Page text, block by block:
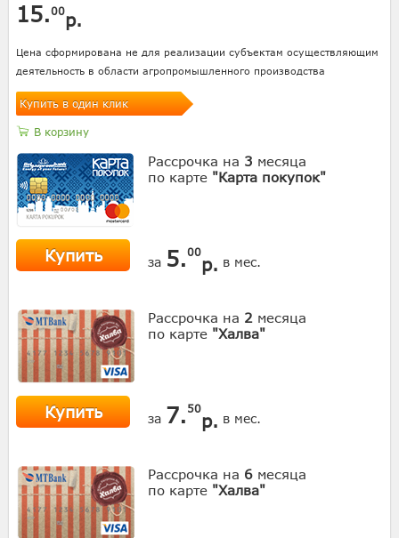
15.00р.
Цена сформирована не для реализации субъектам осуществляющим
деятельность в области агропромышленного производства
Купить в один клик
В корзину
Рассрочка на 3 месяца
по карте "Карта покупок"
Купить за 5.00
р. в мес.
Рассрочка на 2 месяца
по карте "Халва"
Купить за 7. 50
р. в мес.
Рассрочка на 6 месяца
по карте "Халва"